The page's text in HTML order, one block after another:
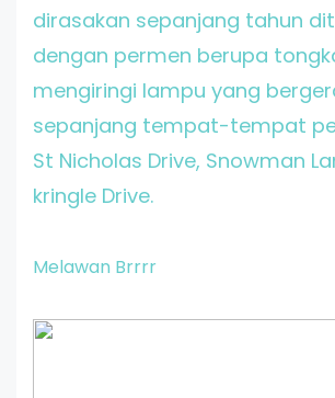
dirasakan sepanjang tahun
dengan permen berupa
mengiringi lampu yang
sepanjang tempat-tempat
St Nicholas Drive, Snowman
kringle Drive.
Melawan Brrrr